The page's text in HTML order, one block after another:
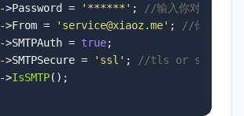
->Password = '******' ;
//输入你对应的邮
->From = 'service@xiaoz.me' ;
//你的邮
->SMTPAuth = true
->SMTPSecure = 'ssl' ;
//tls or ssl （
->IsSMTP();